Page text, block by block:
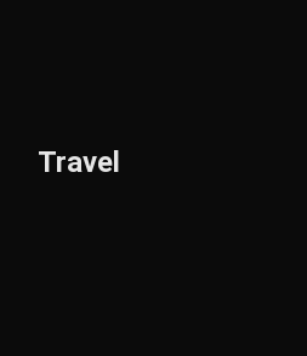
Travel